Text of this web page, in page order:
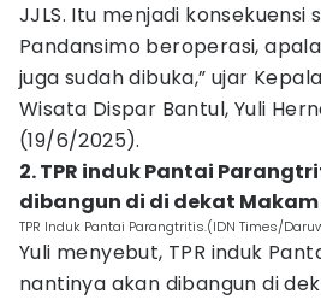
JJLS. Itu menjadi
Pandansimo beroperasi,
juga sudah dibuka,” ujar
Wisata Dispar Bantul, Yuli
(19/6/2025).
2. TPR induk Pantai
dibangun di di dekat Makam
TPR Induk Pantai Parangtritis.(IDN Times/
Yuli menyebut, TPR induk
nantinya akan dibangun di